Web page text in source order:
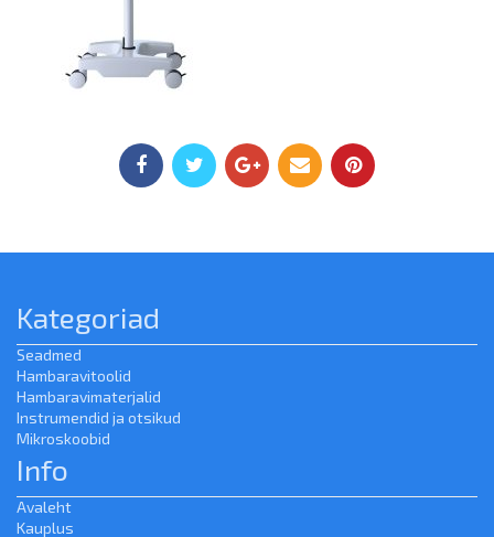
Kategoriad
Seadmed
Hambaravitoolid
Hambaravimaterjalid
Instrumendid ja otsikud
Mikroskoobid
Info
Avaleht
Kauplus